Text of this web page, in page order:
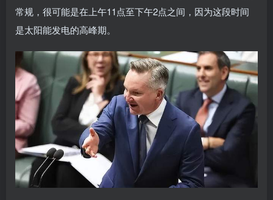
常规，很可能是在上午11点至下午2点之间，因为这段时间
是太阳能发电的高峰期。